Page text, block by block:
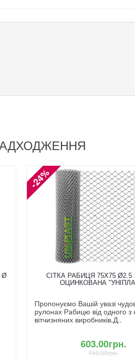
Ø
-24%
СІТКА РАБИЦЯ 75Х75 Ø2.5
ОЦИНКОВАНА
Пропонуємо Вашій увазі
рулонах Рабицю від одного
вітчизняних виробників.Д..
603.00грн.
795.00грн.